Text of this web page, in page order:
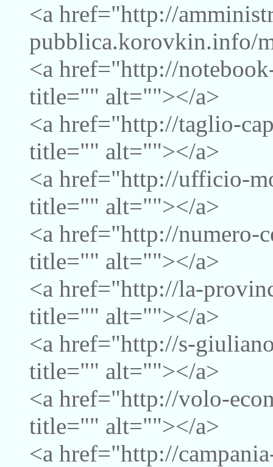
<a href="http://
pubblica.korovkin.info/
<a href="http://
title="" alt=""></a>
<a href="http://taglio-
title="" alt=""></a>
<a href="http://ufficio-
title="" alt=""></a>
<a href="http://
title="" alt=""></a>
<a href="http://la-
title="" alt=""></a>
<a href="http://s-
title="" alt=""></a>
<a href="http://volo-
title="" alt=""></a>
<a href="http://